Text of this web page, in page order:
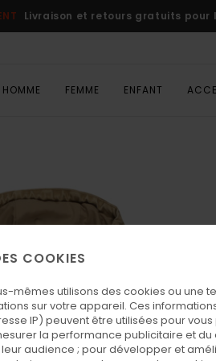
Livraison et retours gratuits pour
HOMME FEMME ENFANT
COOKIES
mêmes utilisons des cookies ou une
sur votre appareil. Ces
IP) peuvent être utilisées pour
la performance publicitaire et
audience ; pour développer et